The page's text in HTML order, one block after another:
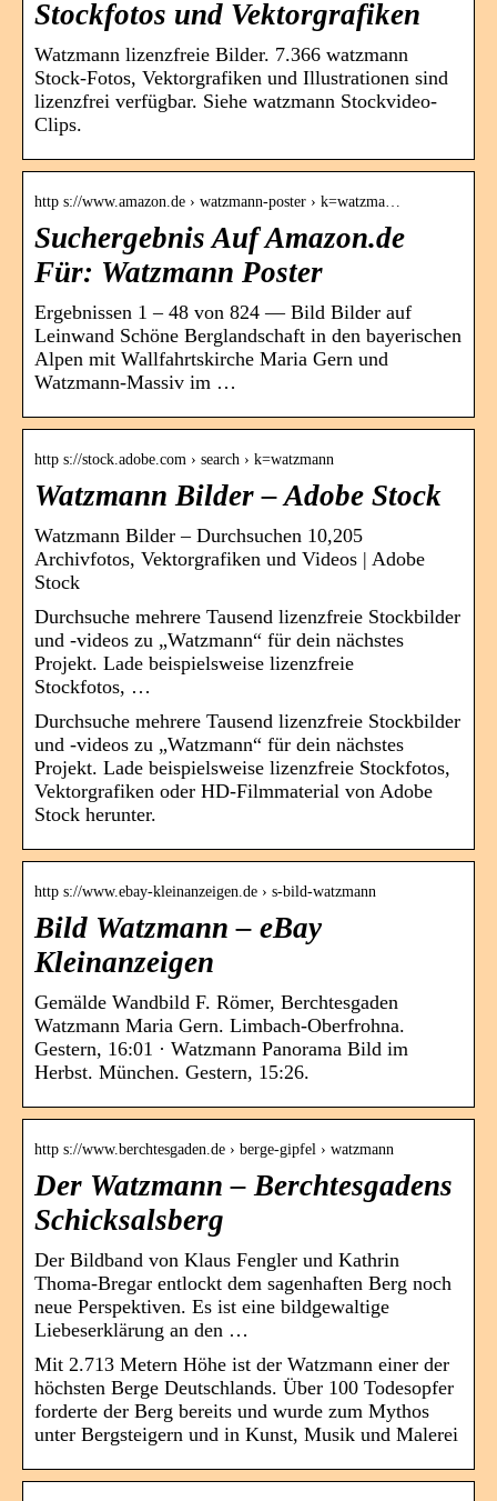
Stockfotos und Vektorgrafiken
Watzmann lizenzfreie Bilder. 7.366 watzmann
Stock-Fotos, Vektorgrafiken und Illustrationen sind
lizenzfrei verfügbar. Siehe watzmann Stockvideo-
Clips.
http s://www.amazon.de › watzmann-poster › k=watzma…
Suchergebnis Auf Amazon.de
Für: Watzmann Poster
Ergebnissen 1 – 48 von 824 — Bild Bilder auf
Leinwand Schöne Berglandschaft in den bayerischen
Alpen mit Wallfahrtskirche Maria Gern und
Watzmann-Massiv im …
http s://stock.adobe.com › search › k=watzmann
Watzmann Bilder – Adobe Stock
Watzmann Bilder – Durchsuchen 10,205
Archivfotos, Vektorgrafiken und Videos | Adobe
Stock
Durchsuche mehrere Tausend lizenzfreie Stockbilder
und -videos zu „Watzmann“ für dein nächstes
Projekt. Lade beispielsweise lizenzfreie
Stockfotos, …
Durchsuche mehrere Tausend lizenzfreie Stockbilder
und -videos zu „Watzmann“ für dein nächstes
Projekt. Lade beispielsweise lizenzfreie Stockfotos,
Vektorgrafiken oder HD-Filmmaterial von Adobe
Stock herunter.
http s://www.ebay-kleinanzeigen.de › s-bild-watzmann
Bild Watzmann – eBay
Kleinanzeigen
Gemälde Wandbild F. Römer, Berchtesgaden
Watzmann Maria Gern. Limbach-Oberfrohna.
Gestern, 16:01 · Watzmann Panorama Bild im
Herbst. München. Gestern, 15:26.
http s://www.berchtesgaden.de › berge-gipfel › watzmann
Der Watzmann – Berchtesgadens
Schicksalsberg
Der Bildband von Klaus Fengler und Kathrin
Thoma-Bregar entlockt dem sagenhaften Berg noch
neue Perspektiven. Es ist eine bildgewaltige
Liebeserklärung an den …
Mit 2.713 Metern Höhe ist der Watzmann einer der
höchsten Berge Deutschlands. Über 100 Todesopfer
forderte der Berg bereits und wurde zum Mythos
unter Bergsteigern und in Kunst, Musik und Malerei